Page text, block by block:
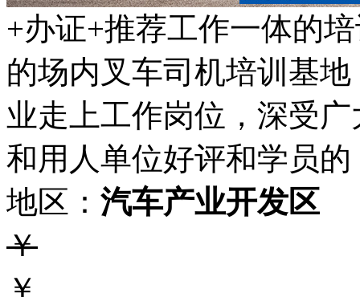
+办证+推荐工作一体的
的场内叉车司机培训基
业走上工作岗位，深受
和用人单位好评和学员的
地区： 汽车产业开发区
￥
￥